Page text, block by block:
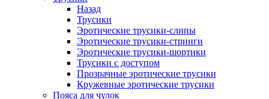
Назад
Трусики
Эротические трусики-слипы
Эротические трусики-стринги
Эротические трусики-шортики
Трусики с доступом
Прозрачные эротические трусики
Кружевные эротические трусики
Пояса для чулок